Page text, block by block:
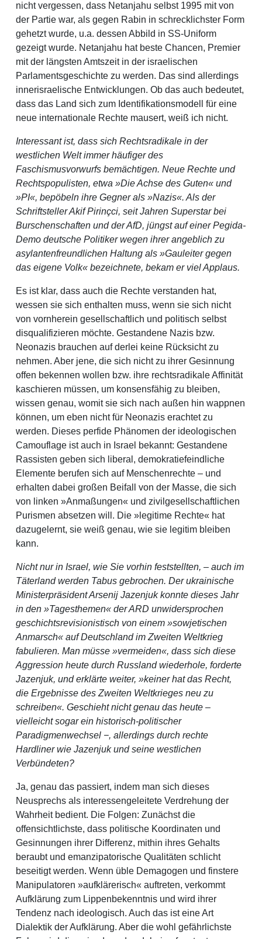
nicht vergessen, dass Netanjahu selbst 1995 mit von
der Partie war, als gegen Rabin in schrecklichster Form
gehetzt wurde, u.a. dessen Abbild in SS-Uniform
gezeigt wurde. Netanjahu hat beste Chancen, Premier
mit der längsten Amtszeit in der israelischen
Parlamentsgeschichte zu werden. Das sind allerdings
innerisraelische Entwicklungen. Ob das auch bedeutet,
dass das Land sich zum Identifikationsmodell für eine
neue internationale Rechte mausert, weiß ich nicht.
Interessant ist, dass sich Rechtsradikale in der
westlichen Welt immer häufiger des
Faschismusvorwurfs bemächtigen. Neue Rechte und
Rechtspopulisten, etwa »Die Achse des Guten« und
»PI«, bepöbeln ihre Gegner als »Nazis«. Als der
Schriftsteller Akif Pirinçci, seit Jahren Superstar bei
Burschenschaften und der AfD, jüngst auf einer Pegida-
Demo deutsche Politiker wegen ihrer angeblich zu
asylantenfreundlichen Haltung als »Gauleiter gegen
das eigene Volk« bezeichnete, bekam er viel Applaus.
Es ist klar, dass auch die Rechte verstanden hat,
wessen sie sich enthalten muss, wenn sie sich nicht
von vornherein gesellschaftlich und politisch selbst
disqualifizieren möchte. Gestandene Nazis bzw.
Neonazis brauchen auf derlei keine Rücksicht zu
nehmen. Aber jene, die sich nicht zu ihrer Gesinnung
offen bekennen wollen bzw. ihre rechtsradikale Affinität
kaschieren müssen, um konsensfähig zu bleiben,
wissen genau, womit sie sich nach außen hin wappnen
können, um eben nicht für Neonazis erachtet zu
werden. Dieses perfide Phänomen der ideologischen
Camouflage ist auch in Israel bekannt: Gestandene
Rassisten geben sich liberal, demokratiefeindliche
Elemente berufen sich auf Menschenrechte – und
erhalten dabei großen Beifall von der Masse, die sich
von linken »Anmaßungen« und zivilgesellschaftlichen
Purismen absetzen will. Die »legitime Rechte« hat
dazugelernt, sie weiß genau, wie sie legitim bleiben
kann.
Nicht nur in Israel, wie Sie vorhin feststellten, – auch im
Täterland werden Tabus gebrochen. Der ukrainische
Ministerpräsident Arsenij Jazenjuk konnte dieses Jahr
in den »Tagesthemen« der ARD unwidersprochen
geschichtsrevisionistisch von einem »sowjetischen
Anmarsch« auf Deutschland im Zweiten Weltkrieg
fabulieren. Man müsse »vermeiden«, dass sich diese
Aggression heute durch Russland wiederhole, forderte
Jazenjuk, und erklärte weiter, »keiner hat das Recht,
die Ergebnisse des Zweiten Weltkrieges neu zu
schreiben«. Geschieht nicht genau das heute –
vielleicht sogar ein historisch-politischer
Paradigmenwechsel −, allerdings durch rechte
Hardliner wie Jazenjuk und seine westlichen
Verbündeten?
Ja, genau das passiert, indem man sich dieses
Neusprechs als interessengeleitete Verdrehung der
Wahrheit bedient. Die Folgen: Zunächst die
offensichtlichste, dass politische Koordinaten und
Gesinnungen ihrer Differenz, mithin ihres Gehalts
beraubt und emanzipatorische Qualitäten schlicht
beseitigt werden. Wenn üble Demagogen und finstere
Manipulatoren »aufklärerisch« auftreten, verkommt
Aufklärung zum Lippenbekenntnis und wird ihrer
Tendenz nach ideologisch. Auch das ist eine Art
Dialektik der Aufklärung. Aber die wohl gefährlichste